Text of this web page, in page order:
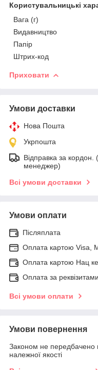
Користувальницькі
Вага (г)
Видавництво
Папір
Штрих-код
Приховати
Умови доставки
Нова Пошта
Укрпошта
Відправка за
менеджер)
Всі умови доставки
Умови оплати
Післяплата
Оплата картою Visa,
Оплата картою Нац
Оплата за
Всі умови оплати
Умови повернення
Законом не передбачено
належної якості